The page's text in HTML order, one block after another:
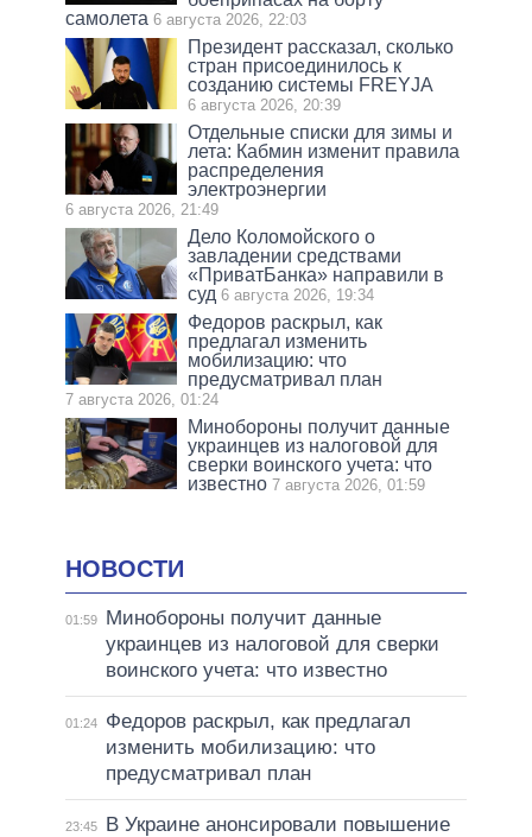
самолета 6 августа 2026, 22:03
Президент рассказал, сколько
стран присоединилось к
созданию системы FREYJA
6 августа 2026, 20:39
Отдельные списки для зимы и
лета: Кабмин изменит правила
распределения
электроэнергии
6 августа 2026, 21:49
Дело Коломойского о
завладении средствами
«ПриватБанка» направили в
суд 6 августа 2026, 19:34
Федоров раскрыл, как
предлагал изменить
мобилизацию: что
предусматривал план
7 августа 2026, 01:24
Минобороны получит данные
украинцев из налоговой для
сверки воинского учета: что
известно 7 августа 2026, 01:59
НОВОСТИ
01:59
Минобороны получит данные
украинцев из налоговой для сверки
воинского учета: что известно
01:24
Федоров раскрыл, как предлагал
изменить мобилизацию: что
предусматривал план
23:45
В Украине анонсировали повышение